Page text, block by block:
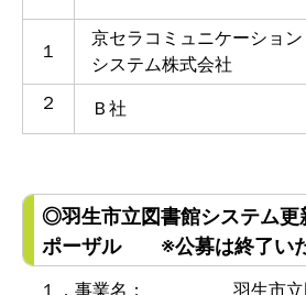
１
京セラコミュニケーション
システム株式会社
２ Ｂ社
◎羽生市立図書館システム更
ポーザル ※公募は終了いた
１．事業名： 羽生市立図